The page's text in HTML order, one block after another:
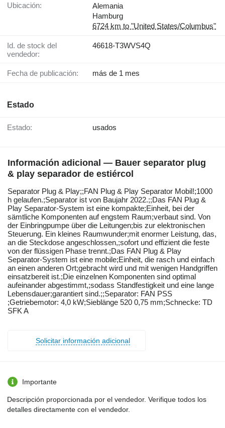
Ubicación:
Alemania
Hamburg
6724 km to "United States/Columbus"
Id. de stock del
vendedor:
46618-T3WVS4Q
Fecha de publicación: más de 1 mes
Estado
Estado: usados
Información adicional — Bauer separator plug
& play separador de estiércol
Separator ​​​​​​​​​‌‌​​​​‌​​​​​​​​​‌‌‌​‌​‌​​​​​​​​​‌‌‌​‌​​​​​​​​​​​‌‌​‌‌‌‌​​​​​​​​​‌‌​‌‌​​​​​​​​​​​‌‌​‌​​‌​​​​​​​​​‌‌​‌‌‌​​​​​​​​​​‌‌​​‌​‌Plug & Play;;FAN Plug & Play Separator Mobil!;1000
h gelaufen.;Separator ist von Baujahr 2022.;;Das FAN Plug &
Play Separator-System ist eine kompakte;Einheit, bei der
sämtliche Komponenten auf engstem Raum;verbaut sind. Von
der Einbringpumpe über die Leitungen;bis zur elektronischen
Steuerung. Ein kleines Raumwunder;mit enormer Leistung, das,
an die Steckdose angeschlossen,;sofort und effizient die feste
von der flüssigen Phase trennt.;Das FAN Plug & Play
Separator-System ist eine mobile;Einheit, die rasch und einfach
an einen anderen Ort;gebracht wird und mit wenigen Handgriffen
einsatzbereit ist.;Die einzelnen Komponenten sind optimal
aufeinander abgestimmt,;sodass Standfestigkeit und eine lange
Lebensdauer;garantiert sind.;;Separator: FAN PSS
;Getriebemotor: 4,0 kW;Sieblänge 520 0,75 mm;Schnecke: TD
SFK A
Solicitar información adicional
Importante
Descripción proporcionada por el vendedor. Verifique todos los
detalles directamente con el vendedor.